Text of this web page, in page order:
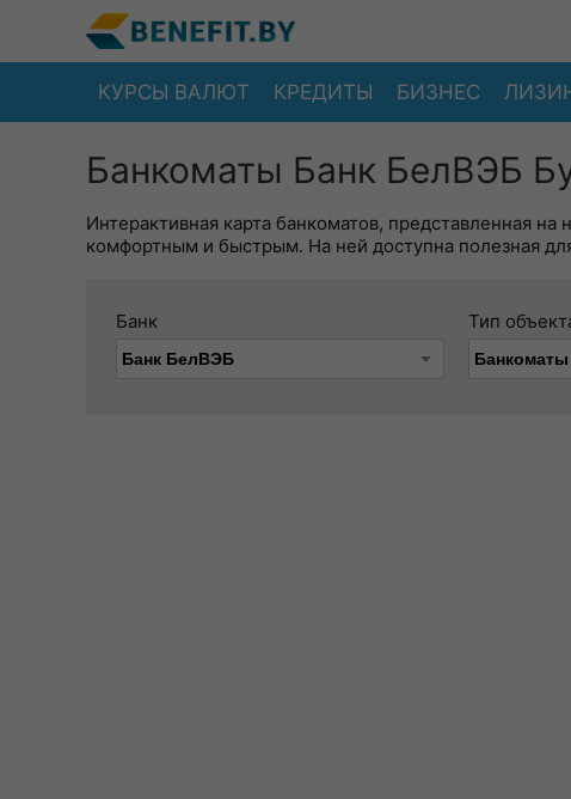
КУРСЫ ВАЛЮТ КРЕДИТЫ БИЗНЕС
Банкоматы Банк БелВЭБ
Интерактивная карта банкоматов, представленная
комфортным и быстрым. На ней доступна полезная
Банк Тип